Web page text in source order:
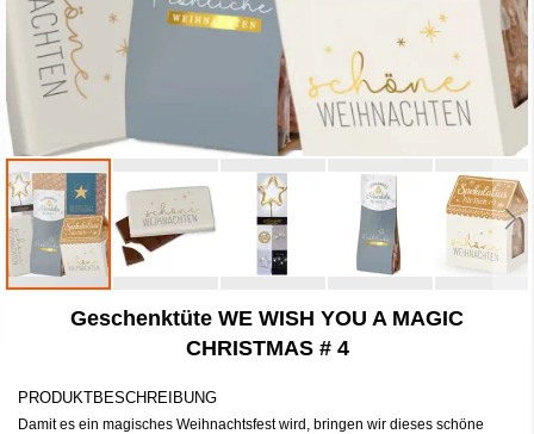
Geschenktüte WE WISH YOU A MAGIC
CHRISTMAS # 4
PRODUKTBESCHREIBUNG
Damit es ein magisches Weihnachtsfest wird, bringen wir dieses schöne